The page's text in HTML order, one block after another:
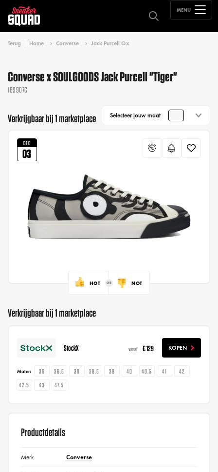
MENU
Terug Home Converse Jack Purcell Ox
Converse x SOULGOODS Jack Purcell "Tiger"
169907C
Verkrijgbaar bij 1 marketplace Selecteer jouw maat
DEC
03
HOT NOT
Verkrijgbaar bij 1 marketplace
StockX vanaf € 129 KOPEN
Maten 36 36.5 38 38.5 39 40 40.5 41
42
42.5
43 47.5
Productdetails
Merk Converse